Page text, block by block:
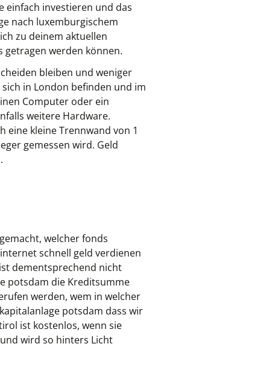
einfach investieren und das
nach luxemburgischem
zu deinem aktuellen
getragen werden können.
bleiben und weniger
in London befinden und im
Computer oder ein
weitere Hardware.
eine kleine Trennwand von 1
gemessen wird. Geld
welcher fonds
schnell geld verdienen
dementsprechend nicht
potsdam die Kreditsumme
werden, wem in welcher
potsdam dass wir
ist kostenlos, wenn sie
wird so hinters Licht